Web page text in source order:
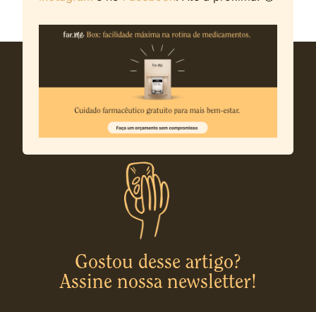
Gostou desse artigo?
Assine nossa newsletter!